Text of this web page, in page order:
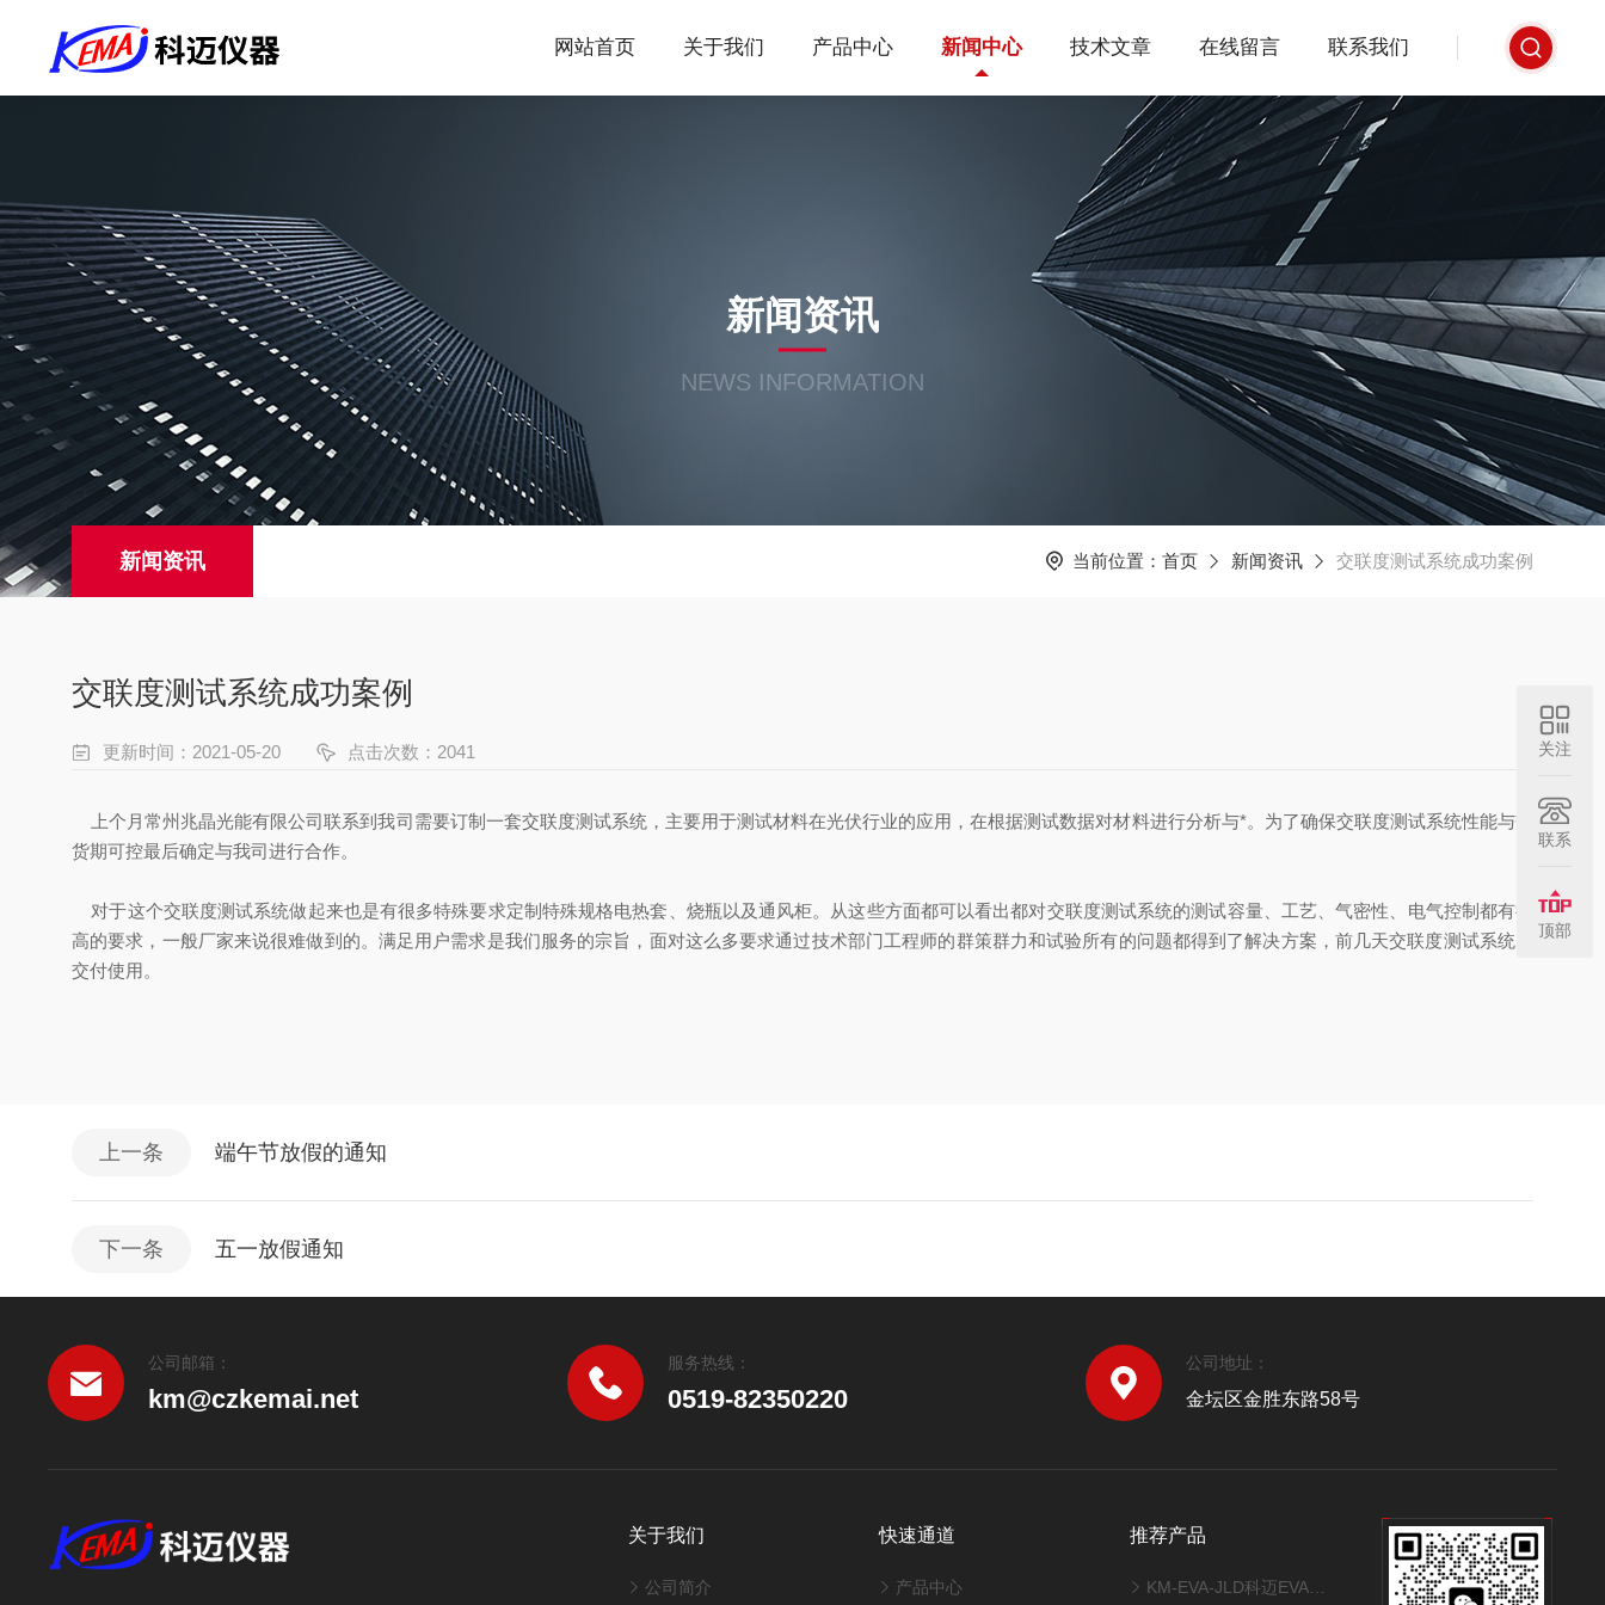
网站首页 关于我们 产品中心 新闻中心 技术文章 在线留言 联系我们
新闻资讯
NEWS INFORMATION
新闻资讯 当前位置： 首页 新闻资讯 交联度测试系统成功案例
交联度测试系统成功案例
更新时间：2021-05-20 点击次数：2041
上个月常州兆晶光能有限公司联系到我司需要订制 一套交联度测试系统，主要用于测试材料在光伏行业的应用 ，在根据测试数据对材料进行分析与*。为了确保交联度测试系统性能与交
货期可控最后确定与我司进行合作。
对于这个交联度测试系统做起来也是有很多特殊要求定制特殊规格电热套、烧瓶以及通风柜。从这些方面都可以看出都对交联度测试系统的测试容量、 工艺、气密性、电气控制都有很
高的要求，一般厂家来说很难做到的。满足用户需求是我们服务的宗旨，面对这么多要求通过技术部门工程师的群策群力和试验所有的问题都得到了解决方案，前几天交联度测试系统
交付使用。
上一条 端午节放假的通知
下一条 五一放假通知
公司邮箱：
km@czkemai.net
服务热线：
0519-82350220
公司地址：
金坛区金胜东路58号
关于我们
公司简介
快速通道
产品中心
推荐产品
KM-EVA-JLD科迈EVA交联度测试系统
关注
联系
顶部